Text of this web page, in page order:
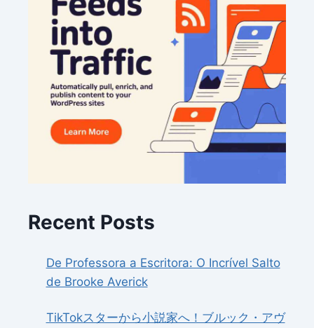
Recent Posts
De Professora a Escritora: O Incrível Salto
de Brooke Averick
TikTokスターから小説家へ！ブルック・アヴ